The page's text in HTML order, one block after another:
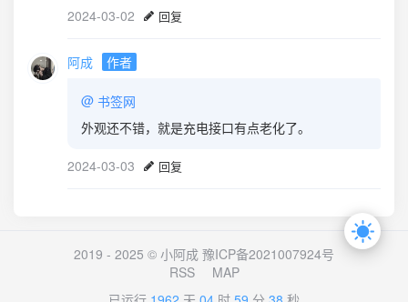
2024-03-02 回复
阿成 作者
@ 书签网
外观还不错，就是充电接口有点老化了。
2024-03-03 回复
2019 - 2025 © 小阿成 豫ICP备2021007924号
RSS
MAP